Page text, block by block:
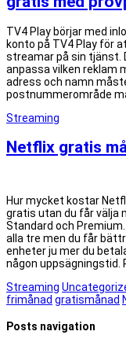
TV4 Play börjar med
konto på TV4 Play för
streamar på sin tjänst.
anpassa vilken reklam
adress och namn
postnummerområde
Streaming
Netflix gratis
Hur mycket kostar
gratis utan du får välja
Standard och
alla tre men du får
enheter ju mer du
någon uppsägningstid.
Streaming
frimånad gratismånad
Posts navigation